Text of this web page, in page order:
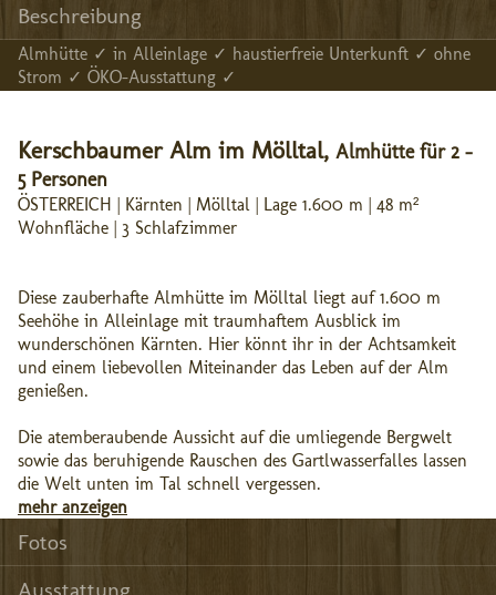
Beschreibung
Almhütte ✓ in Alleinlage ✓ haustierfreie Unterkunft ✓ ohne
Strom ✓ ÖKO-Ausstattung ✓
Kerschbaumer Alm im Mölltal, Almhütte für 2 -
5 Personen
ÖSTERREICH | Kärnten | Mölltal | Lage 1.600 m | 48 m²
Wohnfläche | 3 Schlafzimmer
Diese zauberhafte Almhütte im Mölltal liegt auf 1.600 m
Seehöhe in Alleinlage mit traumhaftem Ausblick im
wunderschönen Kärnten. Hier könnt ihr in der Achtsamkeit
und einem liebevollen Miteinander das Leben auf der Alm
genießen.
Die atemberaubende Aussicht auf die umliegende Bergwelt
sowie das beruhigende Rauschen des Gartlwasserfalles lassen
die Welt unten im Tal schnell vergessen.
mehr anzeigen
Fotos
Ausstattung